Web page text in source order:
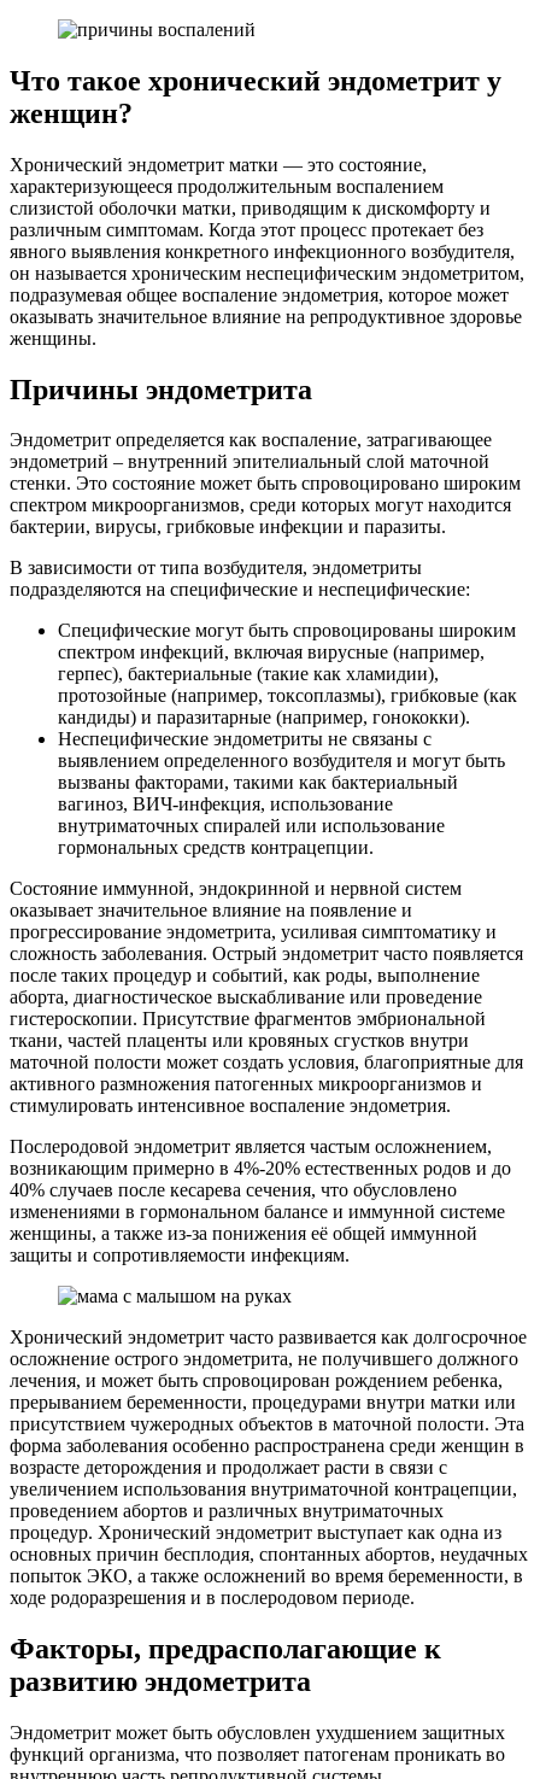
Что такое хронический эндометрит у
женщин?
Хронический эндометрит матки — это состояние,
характеризующееся продолжительным воспалением
слизистой оболочки матки, приводящим к дискомфорту и
различным симптомам. Когда этот процесс протекает без
явного выявления конкретного инфекционного возбудителя,
он называется хроническим неспецифическим эндометритом,
подразумевая общее воспаление эндометрия, которое может
оказывать значительное влияние на репродуктивное здоровье
женщины.
Причины эндометрита
Эндометрит определяется как воспаление, затрагивающее
эндометрий – внутренний эпителиальный слой маточной
стенки. Это состояние может быть спровоцировано широким
спектром микроорганизмов, среди которых могут находится
бактерии, вирусы, грибковые инфекции и паразиты.
В зависимости от типа возбудителя, эндометриты
подразделяются на специфические и неспецифические:
Специфические могут быть спровоцированы широким
спектром инфекций, включая вирусные (например,
герпес), бактериальные (такие как хламидии),
протозойные (например, токсоплазмы), грибковые (как
кандиды) и паразитарные (например, гонококки).
Неспецифические эндометриты не связаны с
выявлением определенного возбудителя и могут быть
вызваны факторами, такими как бактериальный
вагиноз, ВИЧ-инфекция, использование
внутриматочных спиралей или использование
гормональных средств контрацепции.
Состояние иммунной, эндокринной и нервной систем
оказывает значительное влияние на появление и
прогрессирование эндометрита, усиливая симптоматику и
сложность заболевания. Острый эндометрит часто появляется
после таких процедур и событий, как роды, выполнение
аборта, диагностическое выскабливание или проведение
гистероскопии. Присутствие фрагментов эмбриональной
ткани, частей плаценты или кровяных сгустков внутри
маточной полости может создать условия, благоприятные для
активного размножения патогенных микроорганизмов и
стимулировать интенсивное воспаление эндометрия.
Послеродовой эндометрит является частым осложнением,
возникающим примерно в 4%-20% естественных родов и до
40% случаев после кесарева сечения, что обусловлено
изменениями в гормональном балансе и иммунной системе
женщины, а также из-за понижения её общей иммунной
защиты и сопротивляемости инфекциям.
Хронический эндометрит часто развивается как долгосрочное
осложнение острого эндометрита, не получившего должного
лечения, и может быть спровоцирован рождением ребенка,
прерыванием беременности, процедурами внутри матки или
присутствием чужеродных объектов в маточной полости. Эта
форма заболевания особенно распространена среди женщин в
возрасте деторождения и продолжает расти в связи с
увеличением использования внутриматочной контрацепции,
проведением абортов и различных внутриматочных
процедур. Хронический эндометрит выступает как одна из
основных причин бесплодия, спонтанных абортов, неудачных
попыток ЭКО, а также осложнений во время беременности, в
ходе родоразрешения и в послеродовом периоде.
Факторы, предрасполагающие к
развитию эндометрита
Эндометрит может быть обусловлен ухудшением защитных
функций организма, что позволяет патогенам проникать во